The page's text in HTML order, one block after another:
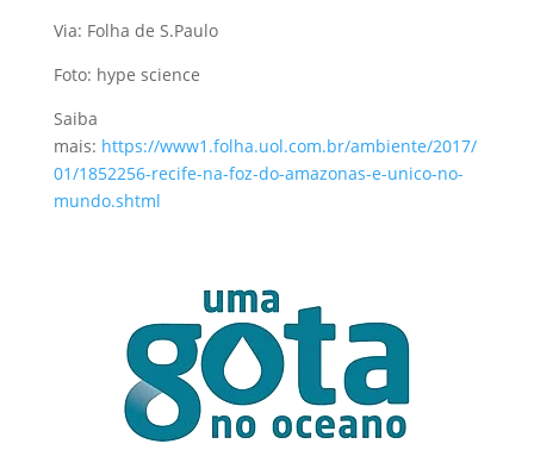
Via: Folha de S.Paulo
Foto: hype science
Saiba
mais: https://www1.folha.uol.com.br/ambiente/2017/
01/1852256-recife-na-foz-do-amazonas-e-unico-no-
mundo.shtml